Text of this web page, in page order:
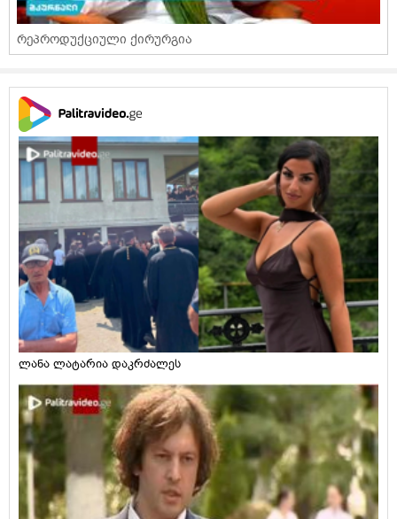
რეპროდუქციული ქირურგია
ლანა ლატარია დაკრძალეს